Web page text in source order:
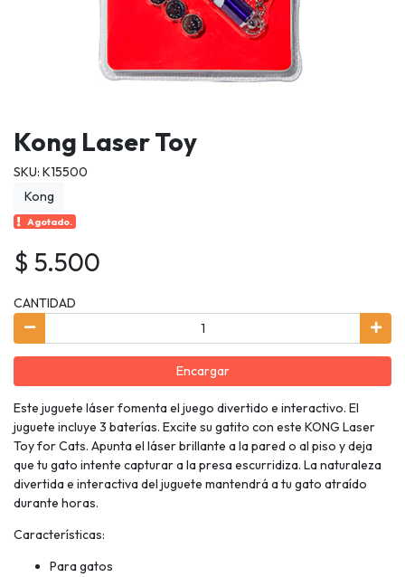
Kong Laser Toy
SKU: K15500
Kong
Agotado.
$ 5.500
CANTIDAD
Encargar
Este juguete láser fomenta el juego divertido e interactivo. El
juguete incluye 3 baterías. Excite su gatito con este KONG Laser
Toy for Cats. Apunta el láser brillante a la pared o al piso y deja
que tu gato intente capturar a la presa escurridiza. La naturaleza
divertida e interactiva del juguete mantendrá a tu gato atraído
durante horas.
Características:
Para gatos